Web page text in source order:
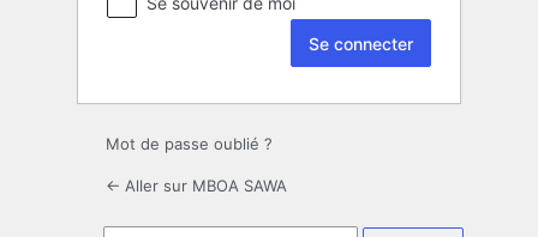
Mot de passe oublié ?
← Aller sur MBOA SAWA